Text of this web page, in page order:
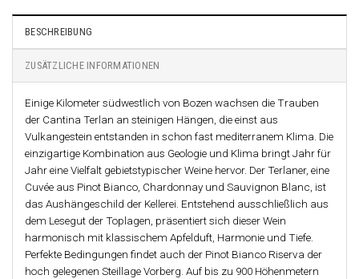
BESCHREIBUNG
ZUSÄTZLICHE INFORMATIONEN
Einige Kilometer südwestlich von Bozen wachsen die Trauben
der Cantina Terlan an steinigen Hängen, die einst aus
Vulkangestein entstanden in schon fast mediterranem Klima. Die
einzigartige Kombination aus Geologie und Klima bringt Jahr für
Jahr eine Vielfalt gebietstypischer Weine hervor. Der Terlaner, eine
Cuvée aus Pinot Bianco, Chardonnay und Sauvignon Blanc, ist
das Aushängeschild der Kellerei. Entstehend ausschließlich aus
dem Lesegut der Toplagen, präsentiert sich dieser Wein
harmonisch mit klassischem Apfelduft, Harmonie und Tiefe.
Perfekte Bedingungen findet auch der Pinot Bianco Riserva der
hoch gelegenen Steillage Vorberg. Auf bis zu 900 Höhenmetern